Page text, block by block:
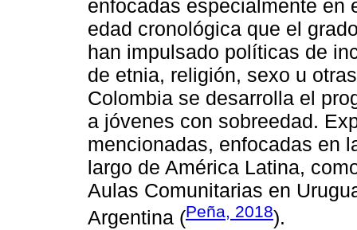
enfocadas especialmente en
edad cronológica que el
han impulsado políticas de
de etnia, religión, sexo u
Colombia se desarrolla el
a jóvenes con sobreedad.
mencionadas, enfocadas en
largo de América Latina,
Aulas Comunitarias en
Argentina (Peña, 2018).